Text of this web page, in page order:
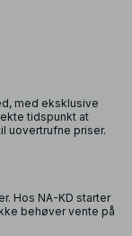
med eksklusive
tidspunkt at
uovertrufne priser.
Hos NA-KD starter
behøver vente på